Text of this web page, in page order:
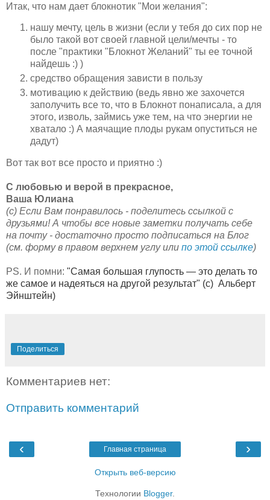
Итак, что нам дает блокнотик "Мои желания":
нашу мечту, цель в жизни (если у тебя до сих пор не
было такой вот своей главной цели/мечты - то
после "практики "Блокнот Желаний" ты ее точной
найдешь :) )
средство обращения зависти в пользу
мотивацию к действию (ведь явно же захочется
заполучить все то, что в Блокнот понаписала, а для
этого, изволь, займись уже тем, на что энергии не
хватало :) А маячащие плоды рукам опуститься не
дадут)
Вот так вот все просто и приятно :)
C любовью и верой в прекрасное,
Ваша Юлиана
(с) Если Вам понравилось - поделитесь ссылкой с
друзьями! А чтобы все новые заметки получать себе
на почту - достаточно просто подписаться на Блог
(см. форму в правом верхнем углу или по этой ссылке)
PS. И помни: "Самая большая глупость — это делать то
же самое и надеяться на другой результат" (с) Альберт
Эйнштейн)
Поделиться
Комментариев нет:
Отправить комментарий
‹ ›
Главная страница
Открыть веб-версию
Технологии Blogger.